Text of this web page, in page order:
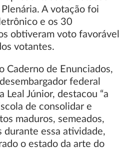
A votação foi
e os 30
obtiveram voto favorável
votantes.
Caderno de Enunciados,
federal
Leal Júnior, destacou “a
de consolidar e
maduros, semeados,
essa atividade,
o estado da arte do